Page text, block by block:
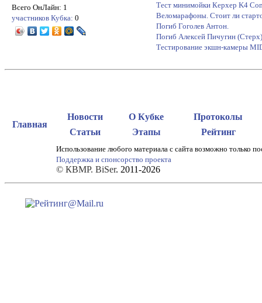
Всего ОнЛайн: 1
участников Кубка: 0
Тест минимойки Керхер K4
Веломарафоны. Стоит ли
Погиб Гоголев Антон.
Погиб Алексей Пичугин (Стерх)
Тестирование экшн-камеры
Главная
Новости О Кубке
Протоколы
Статьи
Этапы Рейтинг
Использование любого материала с сайта возможно только
Поддержка и спонсорство проекта
© КВМР. BiSer. 2011-2026